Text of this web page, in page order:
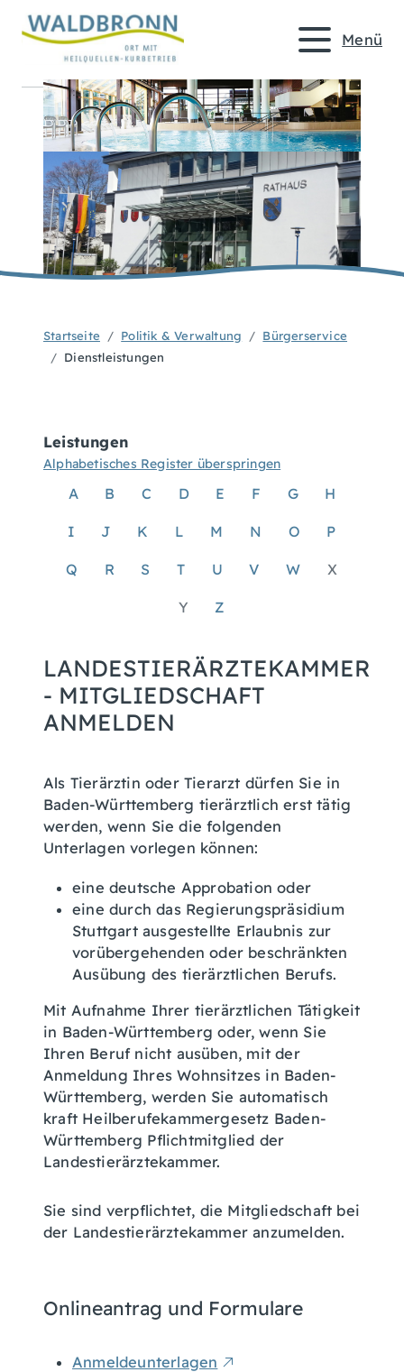
Menü
Startseite Politik & Verwaltung
Bürgerservice
Dienstleistungen
Leistungen
Alphabetisches Register überspringen
A B C D E F G H
I J K L M N O P
Q R S T U V W X
Y Z
LANDESTIERÄRZTEKAMMER
- MITGLIEDSCHAFT
ANMELDEN
Als Tierärztin oder Tierarzt dürfen Sie in
Baden-Württemberg tierärztlich erst tätig
werden, wenn Sie die folgenden
Unterlagen vorlegen können:
eine deutsche Approbation oder
eine durch das Regierungspräsidium
Stuttgart ausgestellte Erlaubnis zur
vorübergehenden oder beschränkten
Ausübung des tierärztlichen Berufs.
Mit Aufnahme Ihrer tierärztlichen Tätigkeit
in Baden-Württemberg oder, wenn Sie
Ihren Beruf nicht ausüben, mit der
Anmeldung Ihres Wohnsitzes in Baden-
Württemberg, werden Sie automatisch
kraft Heilberufekammergesetz Baden-
Württemberg Pflichtmitglied der
Landestierärztekammer.
Sie sind verpflichtet, die Mitgliedschaft bei
der Landestierärztekammer anzumelden.
Onlineantrag und Formulare
Anmeldeunterlagen